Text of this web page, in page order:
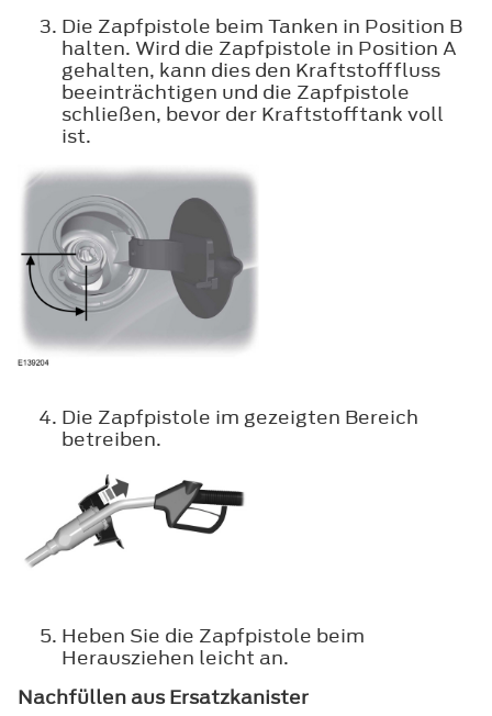
Die Zapfpistole beim Tanken in Position B
halten. Wird die Zapfpistole in Position A
gehalten, kann dies den Kraftstofffluss
beeinträchtigen und die Zapfpistole
schließen, bevor der Kraftstofftank voll
ist.
Die Zapfpistole im gezeigten Bereich
betreiben.
Heben Sie die Zapfpistole beim
Herausziehen leicht an.
Nachfüllen aus Ersatzkanister